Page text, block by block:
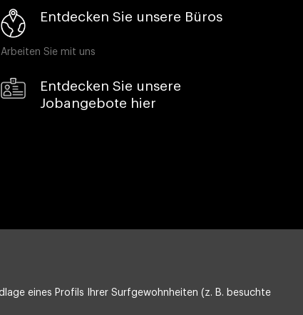
Entdecken Sie unsere Büros
Arbeiten Sie mit uns
Entdecken Sie unsere
Jobangebote hier
eines Profils Ihrer Surfgewohnheiten (z. B. besuchte